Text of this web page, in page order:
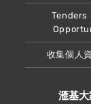
Tenders
收集個人
滙基